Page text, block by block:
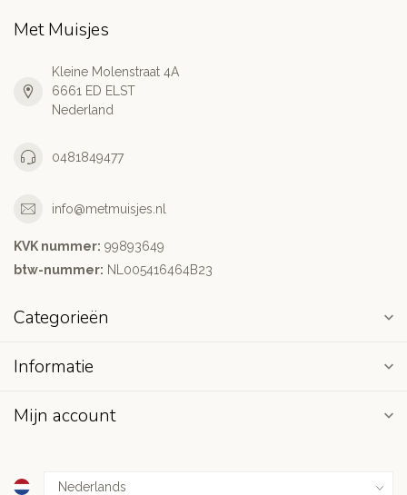
Met Muisjes
Kleine Molenstraat 4A
6661 ED ELST
Nederland
0481849477
info@metmuisjes.nl
KVK nummer: 99893649
btw-nummer: NL005416464B23
Categorieën
Informatie
Mijn account